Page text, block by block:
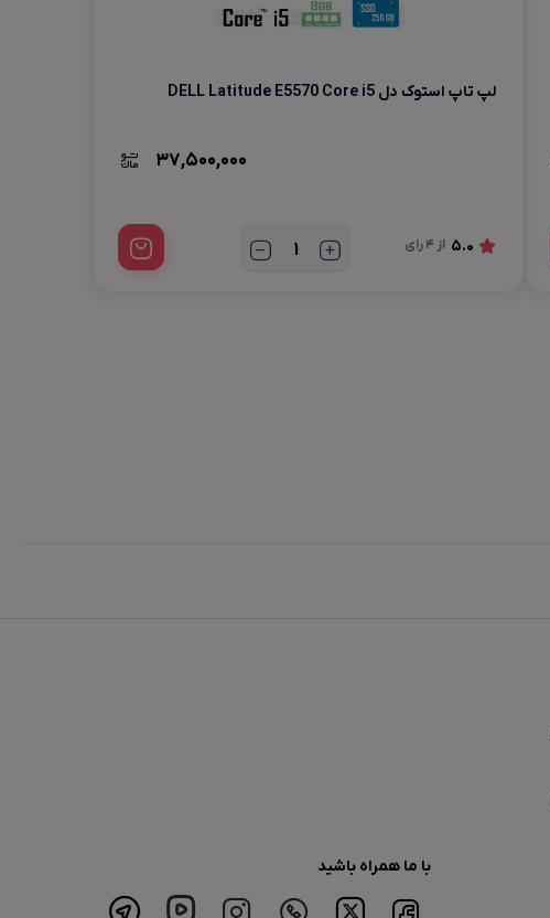
لپ تاپ استوک دل DELL Latitude E5570 Core i5
37,500,000
5.0 از 4 رای
با ما همراه باشید